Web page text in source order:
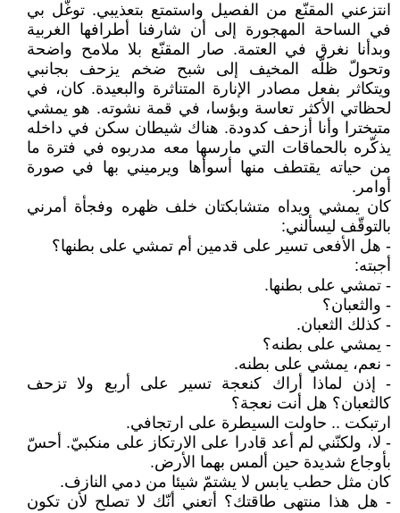
انتزعني المقنّع من الفصيل واستمتع بتعذيبي. توغّل بي
في الساحة المهجورة إلى أن شارفنا أطرافها الغربية
وبدأنا نغرق في العتمة. صار المقنّع بلا ملامح واضحة
وتحولّ ظلّه المخيف إلى شبح ضخم يزحف بجانبي
ويتكاثر بفعل مصادر الإنارة المتناثرة والبعيدة. كان، في
لحظاتي الأكثر تعاسة وبؤسا، في قمة نشوته. هو يمشي
متبخترا وأنا أزحف كدودة. هناك شيطان سكن في داخله
يذكّره بالحماقات التي مارسها معه مدربوه في فترة ما
من حياته يقتطف منها أسوأها ويرميني بها في صورة
أوامر.
كان يمشي ويداه متشابكتان خلف ظهره وفجأة أمرني
بالتوقّف ليسألني:
- هل الأفعى تسير على قدمين أم تمشي على بطنها؟
أجبته:
- تمشي على بطنها.
- والثعبان؟
- كذلك الثعبان.
- يمشي على بطنه؟
- نعم، يمشي على بطنه.
- إذن لماذا أراك كنعجة تسير على أربع ولا تزحف
كالثعبان؟ هل أنت نعجة؟
ارتبكت .. حاولت السيطرة على ارتجافي.
- لا، ولكنّني لم أعد قادرا على الارتكاز على منكبيّ. أحسّ
بأوجاع شديدة حين ألمس بهما الأرض.
كان مثل حطب يابس لا يشتمّ شيئا من دمي النازف.
- هل هذا منتهى طاقتك؟ أتعني أنّك لا تصلح لأن تكون